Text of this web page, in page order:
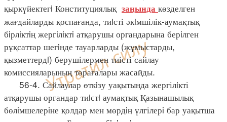
қыркүйектегi Конституциялық заңында көзделген
жағдайларды қоспағанда, тиiсті әкiмшілік-аумақтық
бiрлiктiң жергiлiктi атқарушы органдарына берiлген
рұқсаттар шегiнде тауарларды (жұмыстарды,
қызметтердi) берушілермен тиісті сайлау
комиссияларының төрағалары жасайды.
56-4. Сайлаулар өткiзу уақытында жергілiкті
атқарушы органдар тиiстi аумақтық Қазынашылық
бөлiмшелерiне қолдар мен мөрдiң үлгілерi бар уақытша